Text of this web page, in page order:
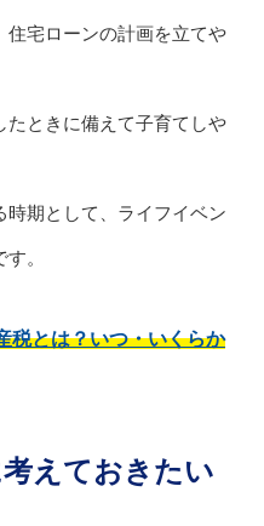
住宅ローンの計画を立てや
たときに備えて子育てしや
時期として、ライフイベン
。
税とは？いつ・いくらか
えておきたい